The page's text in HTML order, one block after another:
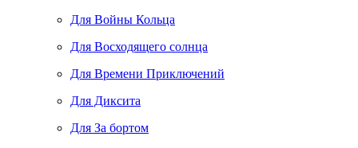
Для Войны Кольца
Для Восходящего солнца
Для Времени Приключений
Для Диксита
Для За бортом